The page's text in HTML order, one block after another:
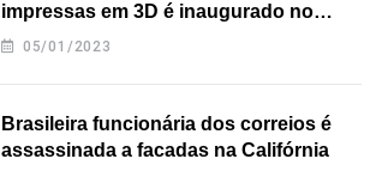
impressas em 3D é inaugurado no
Texas
05/01/2023
Brasileira funcionária dos correios é
assassinada a facadas na Califórnia